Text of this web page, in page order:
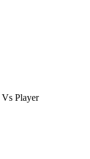
Vs Player